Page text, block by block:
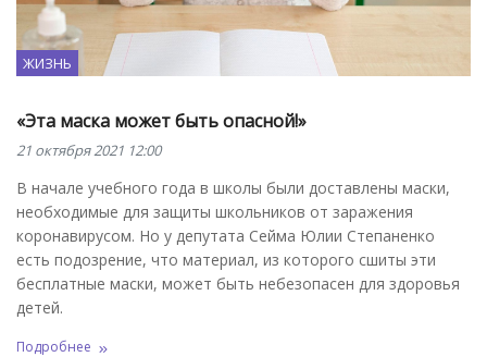
ЖИЗНЬ
«Эта маска может быть опасной!»
21 октября 2021 12:00
В начале учебного года в школы были доставлены маски,
необходимые для защиты школьников от заражения
коронавирусом. Но у депутата Сейма Юлии Степаненко
есть подозрение, что материал, из которого сшиты эти
бесплатные маски, может быть небезопасен для здоровья
детей.
Подробнее